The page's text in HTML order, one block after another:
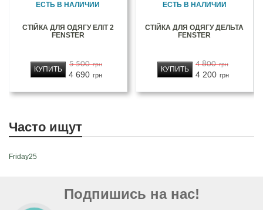
ЕСТЬ В НАЛИЧИИ
СТІЙКА ДЛЯ ОДЯГУ ЕЛІТ 2
FENSTER
5 500 грн
4 690 грн
КУПИТЬ
ЕСТЬ В НАЛИЧИИ
СТІЙКА ДЛЯ ОДЯГУ ДЕЛЬТА
FENSTER
4 800 грн
4 200 грн
КУПИТЬ
Часто ищут
Friday25
Подпишись на нас!